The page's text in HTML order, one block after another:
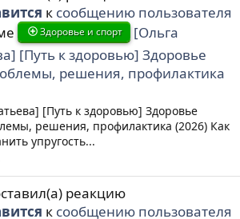
к сообщению пользователя
Здоровье и спорт
[Ольга
[Путь к здоровью] Здоровье
решения, профилактика
[Путь к здоровью] Здоровье
решения, профилактика (2026) Как
упругость...
реакцию
к сообщению пользователя